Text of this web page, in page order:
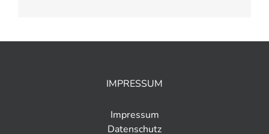
IMPRESSUM
Impressum
Datenschutz